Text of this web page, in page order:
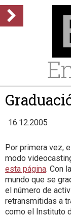
16.12.2005
Por primera vez,
modo
esta página. Con
mundo que se
el número de
retransmitidas a
como el Instituto